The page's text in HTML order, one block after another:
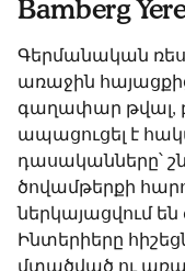
Bamberg
Գերմանական
առաջին
գաղափար թվալ,
ապացուցել է
դասականները՝
ծովամթերքի
ներկայացվում
Ինտերիերը